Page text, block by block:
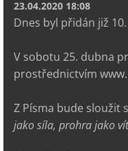
23.04.2020 18:08
Dnes byl přidán již
V sobotu 25. dubna
prostřednictvím
Z Písma bude sloužit
jako síla, prohra jako